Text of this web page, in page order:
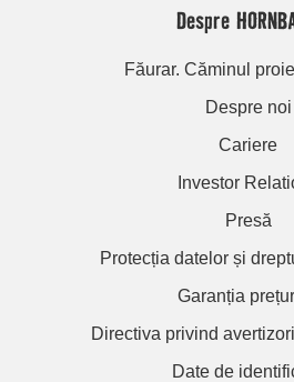
Despre
Făurar. Căminul
Despre noi
Cariere
Investor
Presă
Protecția datelor și
Garanția
Directiva privind
Date de